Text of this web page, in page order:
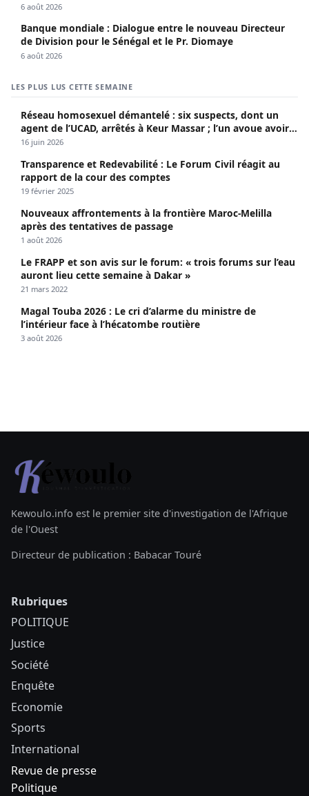
6 août 2026
Banque mondiale : Dialogue entre le nouveau Directeur
de Division pour le Sénégal et le Pr. Diomaye
6 août 2026
LES PLUS LUS CETTE SEMAINE
Réseau homosexuel démantelé : six suspects, dont un
agent de l’UCAD, arrêtés à Keur Massar ; l’un avoue avoir
propagé le VIH depuis 2018
16 juin 2026
Transparence et Redevabilité : Le Forum Civil réagit au
rapport de la cour des comptes
19 février 2025
Nouveaux affrontements à la frontière Maroc-Melilla
après des tentatives de passage
1 août 2026
Le FRAPP et son avis sur le forum: « trois forums sur l’eau
auront lieu cette semaine à Dakar »
21 mars 2022
Magal Touba 2026 : Le cri d’alarme du ministre de
l’intérieur face à l’hécatombe routière
3 août 2026
Kewoulo.info est le premier site d'investigation de l'Afrique
de l'Ouest
Directeur de publication : Babacar Touré
Rubriques
POLITIQUE
Justice
Société
Enquête
Economie
Sports
International
Revue de presse
Politique